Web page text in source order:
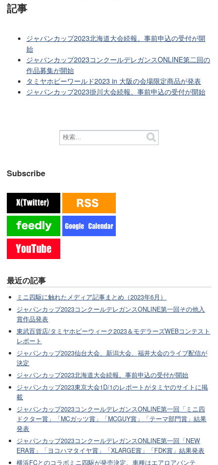
記事
ジャパンカップ2023北海道大会続報。事前申込の受付が開
始
ジャパンカップ2023コンクールデレガンスONLINE第二回の
作品募集が開始
タミヤホビーワールド2023 in 大阪の会場限定商品が発表
ジャパンカップ2023掛川大会続報。事前申込の受付が開始
Subscribe
最近の記事
ミニ四駆に触れたメディア記事まとめ（2023年6月）
ジャパンカップ2023コンクールデレガンスONLINE第一回その他入
賞作品発表
東武百貨店/タミヤホビーウィーク2023＆モデラーズWEBコンテスト
レポート
ジャパンカップ2023仙台大会、新潟大会、福井大会のライブ配信が
決定
ジャパンカップ2023北海道大会続報。事前申込の受付が開始
ジャパンカップ2023東京大会1D/1のレポートがタミヤのサイトに掲
載
ジャパンカップ2023コンクールデレガンスONLINE第一回「ミニ四
ドクター賞」「MCガッツ賞」「MCGUY賞」「テーマ部門賞」結果
発表
ジャパンカップ2023コンクールデレガンスONLINE第一回「NEW
ERA賞」「ヨコハマタイヤ賞」「XLARGE賞」「FDK賞」結果発表
横浜FCとのコラボミニ四駆が発売決定。車種はエアロアバンテ